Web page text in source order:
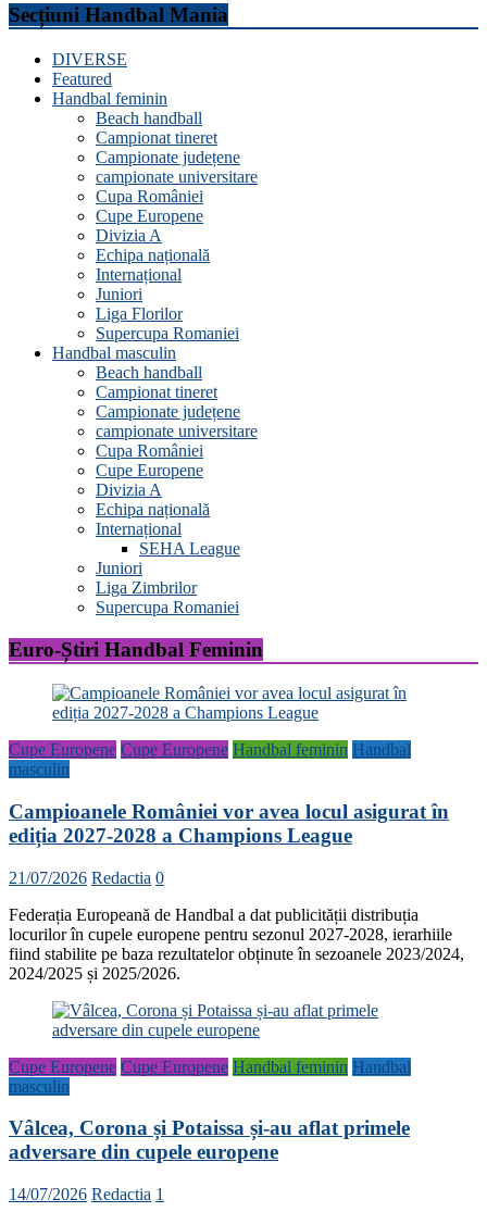
Secțiuni Handbal Mania
DIVERSE
Featured
Handbal feminin
Beach handball
Campionat tineret
Campionate județene
campionate universitare
Cupa României
Cupe Europene
Divizia A
Echipa națională
Internațional
Juniori
Liga Florilor
Supercupa Romaniei
Handbal masculin
Beach handball
Campionat tineret
Campionate județene
campionate universitare
Cupa României
Cupe Europene
Divizia A
Echipa națională
Internațional
SEHA League
Juniori
Liga Zimbrilor
Supercupa Romaniei
Euro-Știri Handbal Feminin
Cupe Europene Cupe Europene Handbal feminin Handbal
masculin
Campioanele României vor avea locul asigurat în
ediția 2027-2028 a Champions League
21/07/2026 Redactia 0
Federația Europeană de Handbal a dat publicității distribuția
locurilor în cupele europene pentru sezonul 2027-2028, ierarhiile
fiind stabilite pe baza rezultatelor obținute în sezoanele 2023/2024,
2024/2025 și 2025/2026.
Cupe Europene Cupe Europene Handbal feminin Handbal
masculin
Vâlcea, Corona și Potaissa și-au aflat primele
adversare din cupele europene
14/07/2026 Redactia 1